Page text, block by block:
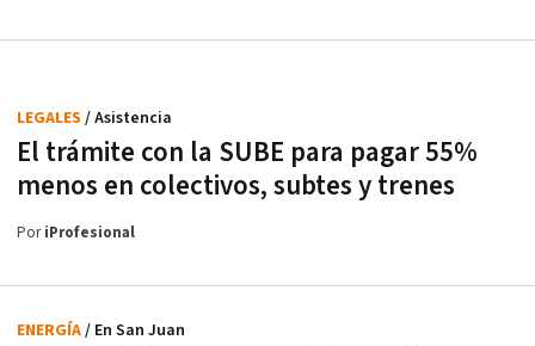
El trámite con la SUBE para pagar 55%
menos en colectivos, subtes y trenes
LEGALES / Asistencia
PoriProfesional
ENERGÍA/ En San Juan